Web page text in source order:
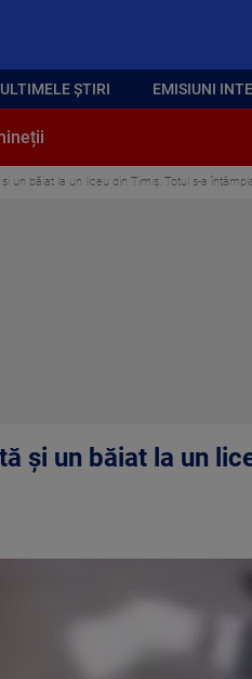
ULTIMELE ȘTIRI EMISIUNI
și un băiat la un liceu din Timiș. Totul s-a
și un băiat la un